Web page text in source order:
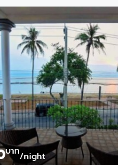
บาท/night